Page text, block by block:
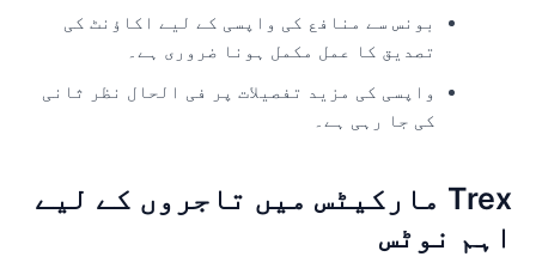
بونس سے منافع کی واپسی کے لیے اکاؤنٹ کی
تصدیق کا عمل مکمل ہونا ضروری ہے۔
واپسی کی مزید تفصیلات پر فی الحال نظر ثانی
کی جا رہی ہے۔
Trex مارکیٹس میں تاجروں کے لیے
نوٹس